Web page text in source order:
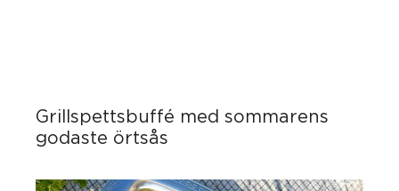
Grillspettsbuffé med sommarens
godaste örtsås